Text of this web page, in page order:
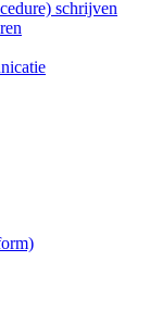
schrijven